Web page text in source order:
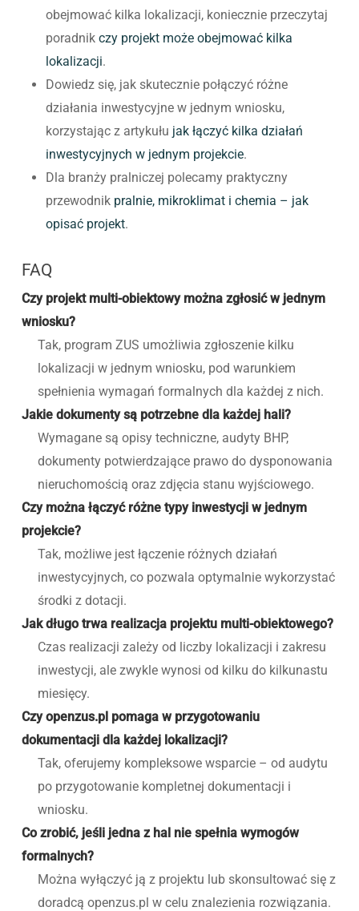
obejmować kilka lokalizacji, koniecznie przeczytaj
poradnik czy projekt może obejmować kilka
lokalizacji.
Dowiedz się, jak skutecznie połączyć różne
działania inwestycyjne w jednym wniosku,
korzystając z artykułu jak łączyć kilka działań
inwestycyjnych w jednym projekcie.
Dla branży pralniczej polecamy praktyczny
przewodnik pralnie, mikroklimat i chemia – jak
opisać projekt.
FAQ
Czy projekt multi-obiektowy można zgłosić w jednym
wniosku?
Tak, program ZUS umożliwia zgłoszenie kilku
lokalizacji w jednym wniosku, pod warunkiem
spełnienia wymagań formalnych dla każdej z nich.
Jakie dokumenty są potrzebne dla każdej hali?
Wymagane są opisy techniczne, audyty BHP,
dokumenty potwierdzające prawo do dysponowania
nieruchomością oraz zdjęcia stanu wyjściowego.
Czy można łączyć różne typy inwestycji w jednym
projekcie?
Tak, możliwe jest łączenie różnych działań
inwestycyjnych, co pozwala optymalnie wykorzystać
środki z dotacji.
Jak długo trwa realizacja projektu multi-obiektowego?
Czas realizacji zależy od liczby lokalizacji i zakresu
inwestycji, ale zwykle wynosi od kilku do kilkunastu
miesięcy.
Czy openzus.pl pomaga w przygotowaniu
dokumentacji dla każdej lokalizacji?
Tak, oferujemy kompleksowe wsparcie – od audytu
po przygotowanie kompletnej dokumentacji i
wniosku.
Co zrobić, jeśli jedna z hal nie spełnia wymogów
formalnych?
Można wyłączyć ją z projektu lub skonsultować się z
doradcą openzus.pl w celu znalezienia rozwiązania.